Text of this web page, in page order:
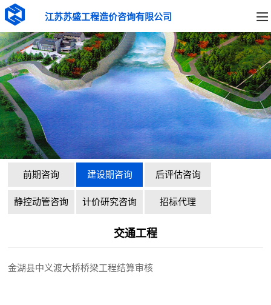
江苏苏盛工程造价咨询有限公司
前期咨询 建设期咨询 后评估咨询
静控动管咨询 计价研究咨询 招标代理
交通工程
金湖县中义渡大桥桥梁工程结算审核